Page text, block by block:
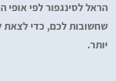
הראל לסינגפור לפי
שחשובות לכם, כדי לצאת
יותר.